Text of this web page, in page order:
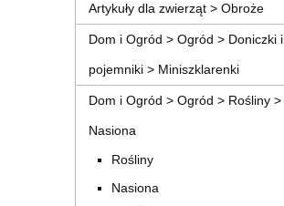
Artykuły dla zwierząt > Obroże
Dom i Ogród > Ogród > Doniczki i
pojemniki > Miniszklarenki
Dom i Ogród > Ogród > Rośliny >
Nasiona
Rośliny
Nasiona